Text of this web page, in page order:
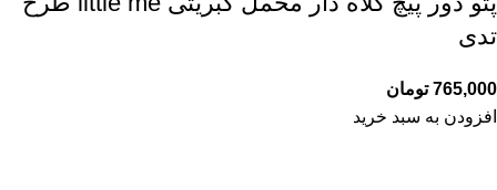
تدی
765,000 تومان
افزودن به سبد خرید